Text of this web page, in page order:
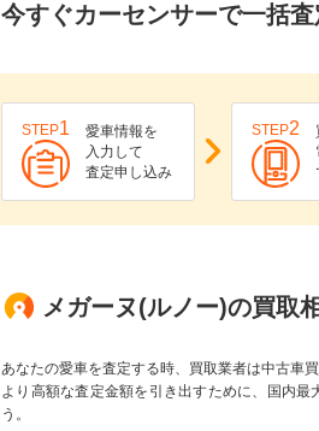
今すぐカーセンサーで一括
STEP1
愛車情報を
入力して
査定申し込み
STEP2
メガーヌ(ルノー)の買取
あなたの愛車を査定する時、買取業者は中古車
より高額な査定金額を引き出すために、国内
う。